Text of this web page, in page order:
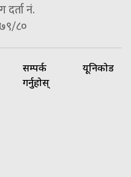
दर्ता नं.
८०
सम्पर्क
गर्नुहोस्
यूनिकोड